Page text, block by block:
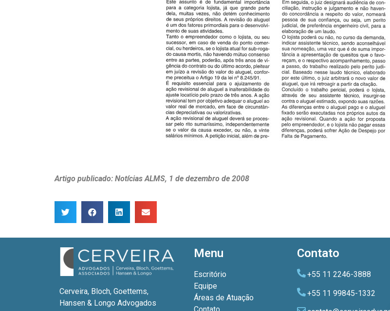
Artigo publicado: Notícias ALMS, 1 de dezembro de 2008
Cerveira, Bloch, Goettems,
Hansen & Longo Advogados
Menu
Escritório
Equipe
Áreas de Atuação
Contato
+55 11 2246-3888
+55 11 99845-1332